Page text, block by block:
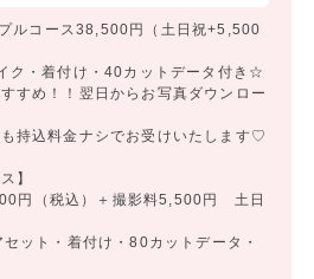
ルコース38,500円（土日祝+5,500
ク・着付け・40カットデータ付き☆
すめ！！翌日からお写真ダウンロー
持込料金ナシでお受けいたします♡
】
円（税込）＋撮影料5,500円 土日
ット・着付け・80カットデータ・